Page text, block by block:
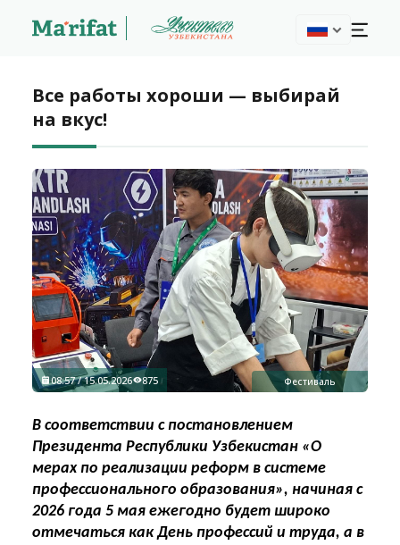
Все работы хороши — выбирай
на вкус!
Фестиваль
08:57 / 15.05.2026 875
В соответствии с постановлением
Президента Республики Узбекистан «О
мерах по реализации реформ в системе
профессионального образования», начиная с
2026 года 5 мая ежегодно будет широко
отмечаться как День профессий и труда, а в